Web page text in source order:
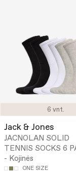
6 vnt.
Jack & Jones
JACNOLAN SOLID
TENNIS SOCKS 6
- Kojinės
ONE SIZE